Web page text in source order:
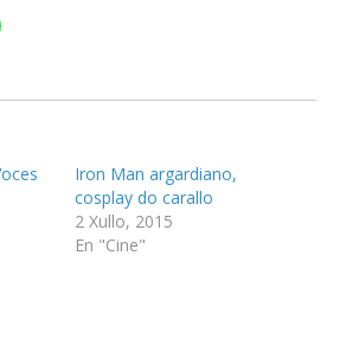
Iron Man argardiano,
cosplay do carallo
2 Xullo, 2015
En "Cine"